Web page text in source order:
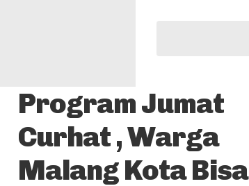
Program Jumat
Curhat , Warga
Malang Kota Bisa